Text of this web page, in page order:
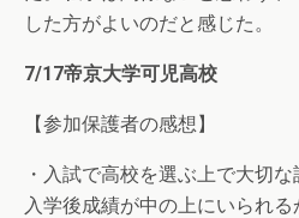
した方がよいのだと感じた。
7/17帝京大学可児高校
【参加保護者の感想】
・入試で高校を選ぶ上で大切
入学後成績が中の上にいられ